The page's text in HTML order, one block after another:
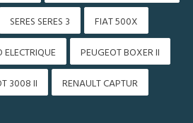
SERES SERES 3
FIAT 500X
PEUGEOT BOXER II
3008 II
RENAULT CAPTUR